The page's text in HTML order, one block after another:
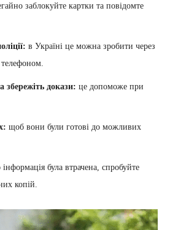
заблокуйте картки та повідомте
в Україні це можна зробити через
збережіть докази: це допоможе при
щоб вони були готові до можливих
була втрачена, спробуйте
копій.